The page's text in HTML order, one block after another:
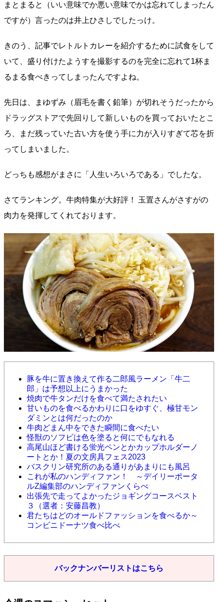
まとまると（いい意味でか悪い意味でかは忘れてしまったん
ですが）言ったのは井上ひさしでしたっけ。
きのう、記事でレトルトカレーを紹介するために試食をして
いて、盛り付けたようすを撮影するのを完全に忘れて1杯ま
るまる食べきってしまったんですよね。
先日は、まゆずみ（眉毛を書く鉛筆）が切れそうだったから
ドラッグストアで先回りして新しいものを買っておいたとこ
ろ、まだ残っていた古い方を使う手に力が入りすぎて芯を折
ってしまいました。
どっちも感想がまさに「人生いろいろである」でしたな。
さてランキング。牛肉特集が大好評！ 玉置さんがさすがの
肉力を発揮してくれております。
豚を牛に置き換えて作る二郎風ラーメン「牛二
郎」は予想以上にうまかった
焼肉で牛タンだけを食べて満たされたい
甘いものを食べるかわりに口をゆすぐ、極甘モン
ダミンとは何だったのか
牛肉どまん中をできた瞬間に食べたい
怪獣のソフビは色を塗ると何にでもなれる
高尾山ほど書ける蛍光ペンとかカップホルダーノ
ートとか！夏の文房具フェス2023
バスクリン研究所のある通りがあまりにも風呂
これが私のハンディファン！ ～デイリーポータ
ルZ編集部のハンディファンくらべ
出張先で走ってよかったジョギングコースベスト
３（選者：安藤昌教）
君たちはどのオールドファッションを食べるか～
コンビニドーナツ食べ比べ
バックナンバーリストはこちら